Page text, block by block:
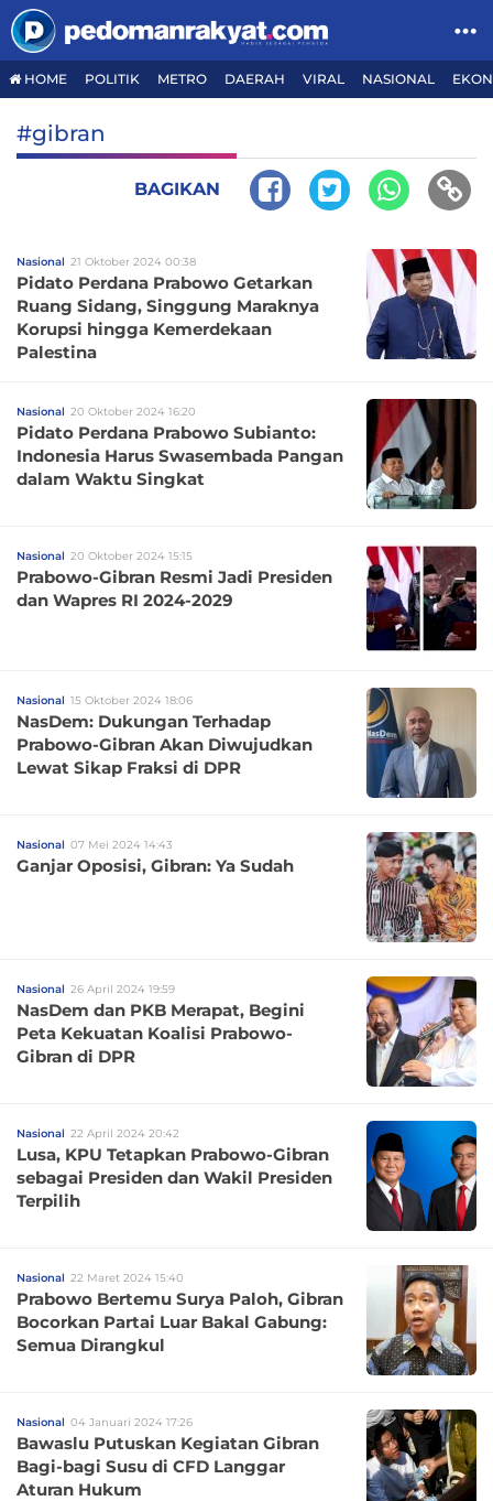
HOME POLITIK METRO DAERAH VIRAL NASIONAL
#gibran
BAGIKAN
Nasional 21 Oktober 2024 00:38
Pidato Perdana Prabowo Getarkan
Ruang Sidang, Singgung Maraknya
Korupsi hingga Kemerdekaan
Palestina
Nasional 20 Oktober 2024 16:20
Pidato Perdana Prabowo Subianto:
Indonesia Harus Swasembada Pangan
dalam Waktu Singkat
Nasional 20 Oktober 2024 15:15
Prabowo-Gibran Resmi Jadi Presiden
dan Wapres RI 2024-2029
Nasional 15 Oktober 2024 18:06
NasDem: Dukungan Terhadap
Prabowo-Gibran Akan Diwujudkan
Lewat Sikap Fraksi di DPR
Nasional 07 Mei 2024 14:43
Ganjar Oposisi, Gibran: Ya Sudah
Nasional 26 April 2024 19:59
NasDem dan PKB Merapat, Begini
Peta Kekuatan Koalisi Prabowo-
Gibran di DPR
Nasional 22 April 2024 20:42
Lusa, KPU Tetapkan Prabowo-Gibran
sebagai Presiden dan Wakil Presiden
Terpilih
Nasional 22 Maret 2024 15:40
Prabowo Bertemu Surya Paloh, Gibran
Bocorkan Partai Luar Bakal Gabung:
Semua Dirangkul
Nasional 04 Januari 2024 17:26
Bawaslu Putuskan Kegiatan Gibran
Bagi-bagi Susu di CFD Langgar
Aturan Hukum